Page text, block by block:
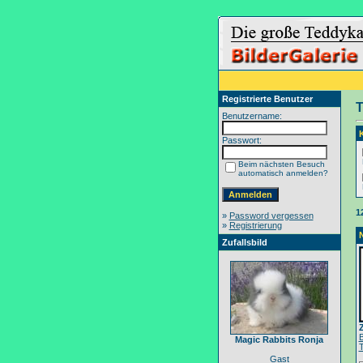
Registrierte Benutzer
Benutzername:
Passwort:
Beim nächsten Besuch
automatisch anmelden?
» Password vergessen
» Registrierung
Zufallsbild
Magic Rabbits Ronja
Gast